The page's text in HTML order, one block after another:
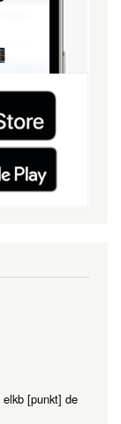
elkb [punkt] de